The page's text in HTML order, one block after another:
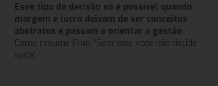
Esse tipo de decisão só é possível quando
margem e lucro deixam de ser conceitos
abstratos e passam a orientar a gestão.
Como resume Fran: “Sem isso, você não decide
nada”.